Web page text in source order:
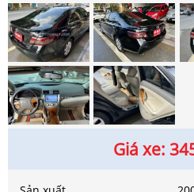
Giá xe: